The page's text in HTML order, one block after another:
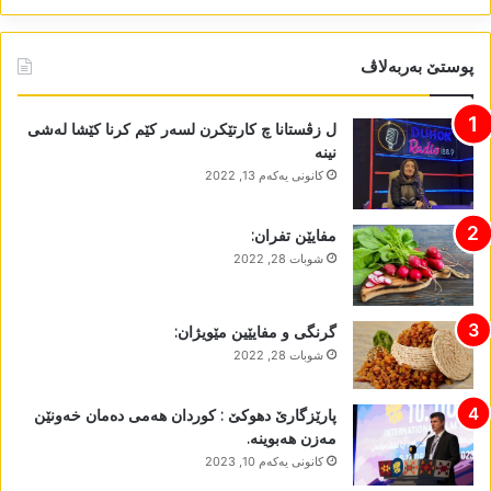
پوستێ بەربەلاڤ
ل زڤستانا چ کارتێکرن لسەر کێم کرنا کێشا لەشی
نینە
كانونی یه‌كه‌م 13, 2022
مفایێن تفران:
شوبات 28, 2022
گرنگی و مفایێین مێویژان:
شوبات 28, 2022
پارێزگارێ دھوکێ : کوردان ھەمی دەمان خەونێن
مەزن ھەبوینە.
كانونی یه‌كه‌م 10, 2023